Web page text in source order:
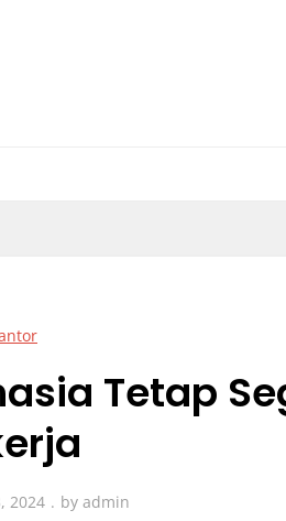
Tetap
2024 by admin